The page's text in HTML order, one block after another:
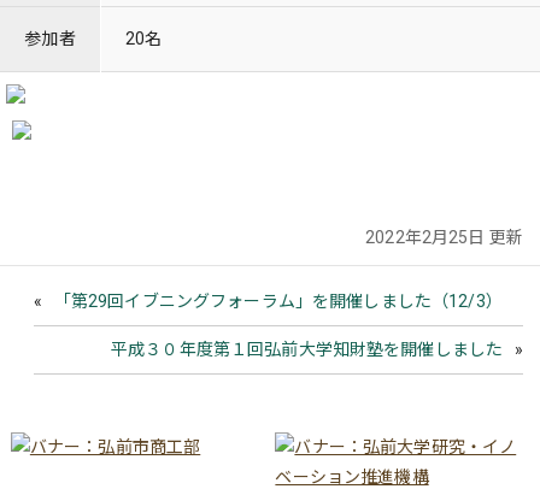
参加者 20名
2022年2月25日 更新
「第29回イブニングフォーラム」を開催しました（12/3）
平成３０年度第１回弘前大学知財塾を開催しました